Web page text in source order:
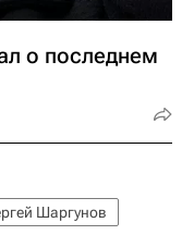
о последнем
Шаргунов